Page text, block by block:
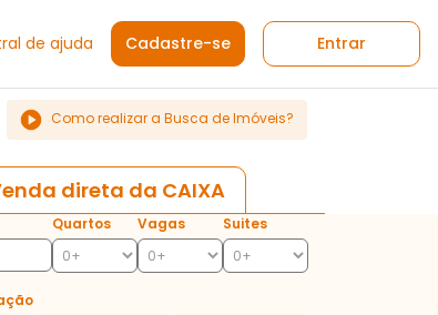
de ajuda Cadastre-se Entrar
Como realizar a Busca de Imóveis?
direta da CAIXA
Quartos Vagas Suites